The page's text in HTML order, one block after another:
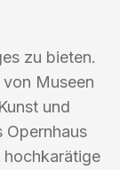
zu bieten.
Museen
und
Opernhaus
hochkarätige